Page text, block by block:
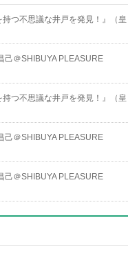
つ不思議な井戸を発見！』（皇
己＠SHIBUYA PLEASURE
つ不思議な井戸を発見！』（皇
己＠SHIBUYA PLEASURE
己＠SHIBUYA PLEASURE